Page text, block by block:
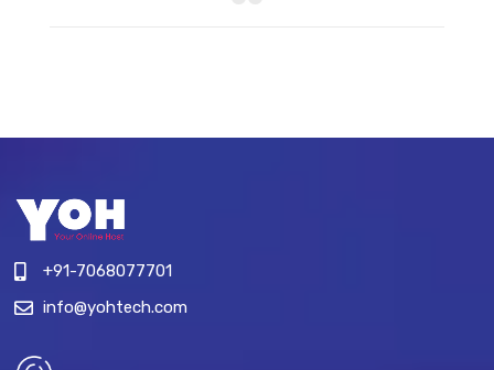
+91-7068077701
info@yohtech.com